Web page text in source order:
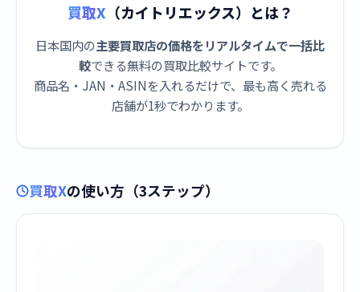
買取X （カイトリエックス）とは？
日本国内の主要買取店の価格をリアルタイムで一括比
較できる無料の買取比較サイトです。
商品名・JAN・ASINを入れるだけで、最も高く売れる
店舗が1秒でわかります。
買取Xの使い方（3ステップ）